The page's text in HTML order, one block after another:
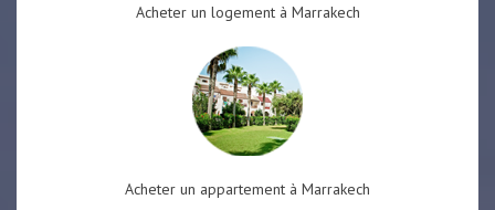
Acheter un logement à Marrakech
Acheter un appartement à Marrakech